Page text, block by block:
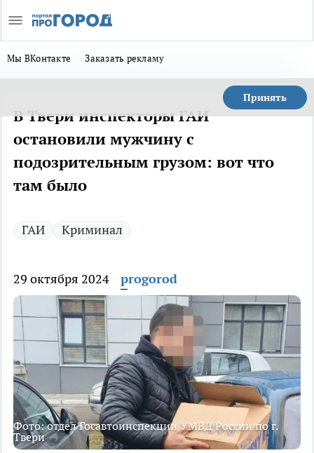
Мы ВКонтакте Заказать рекламу
Принять
В Твери инспекторы ГАИ
остановили мужчину с
подозрительным грузом: вот что
там было
ГАИ Криминал
29 октября 2024 progorod
Фото: отдел Госавтоинспекции УМВД России по г.
Твери